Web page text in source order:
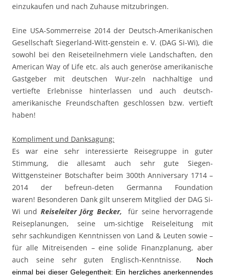
einzukaufen und nach Zuhause mitzubringen.
Eine USA-Sommerreise 2014 der Deutsch-Amerikanischen
Gesellschaft Siegerland-Witt-genstein e. V. (DAG Si-Wi), die
sowohl bei den Reiseteilnehmern viele Landschaften, den
American Way of Life etc. als auch generöse amerikanische
Gastgeber mit deutschen Wur-zeln nachhaltige und
vertiefte Erlebnisse hinterlassen und auch deutsch-
amerikanische Freundschaften geschlossen bzw. vertieft
haben!
Kompliment und Danksagung:
Es war eine sehr interessierte Reisegruppe in guter
Stimmung, die allesamt auch sehr gute Siegen-
Wittgensteiner Botschafter beim 300th Anniversary 1714 –
2014 der befreun-deten Germanna Foundation
waren! Besonderen Dank gilt unserem Mitglied der DAG Si-
Wi und Reiseleiter Jörg Becker, für seine hervorragende
Reiseplanungen, seine um-sichtige Reiseleitung mit
sehr sachkundigen Kenntnissen von Land & Leuten sowie –
für alle Mitreisenden – eine solide Finanzplanung, aber
auch seine sehr guten Englisch-Kenntnisse.
Noch
einmal bei dieser Gelegentheit: Ein herzliches anerkennendes